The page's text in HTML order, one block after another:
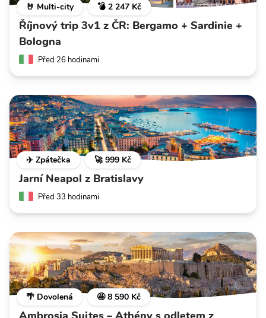
🤘 Multi-city 💣 2 247 Kč
Říjnový trip 3v1 z ČR: Bergamo + Sardinie +
Bologna
Před 26 hodinami
✈️ Zpátečka 🚀 999 Kč
Jarní Neapol z Bratislavy
Před 33 hodinami
🌴 Dovolená 🤩 8 590 Kč